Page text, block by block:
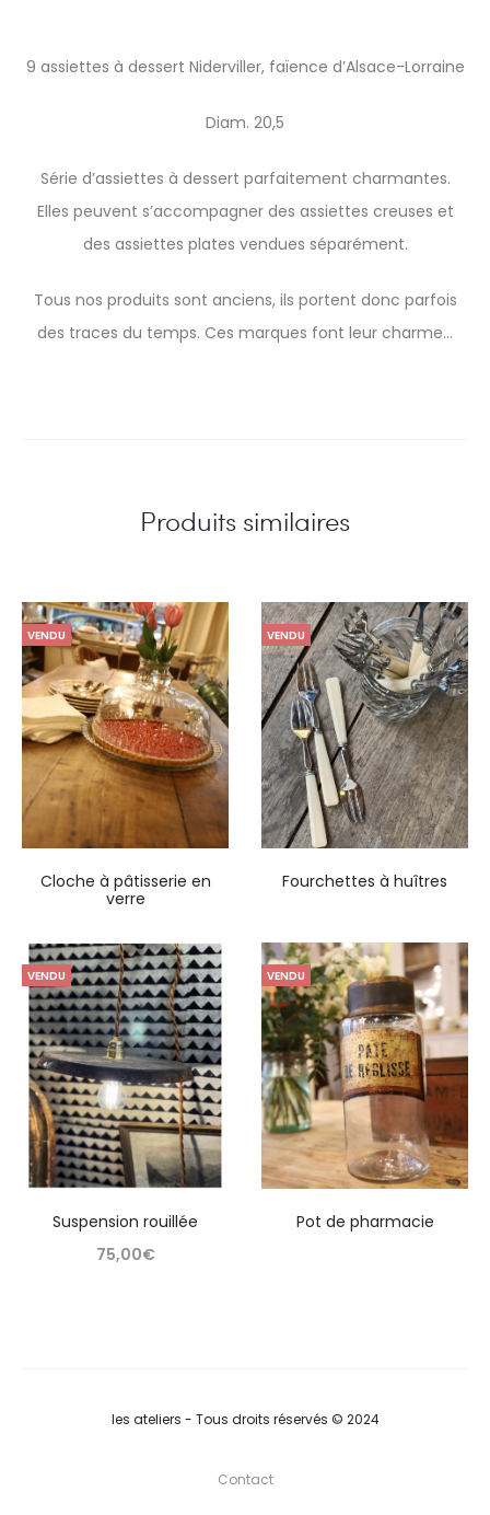
9 assiettes à dessert Niderviller, faïence d’Alsace-Lorraine
Diam. 20,5
Série d’assiettes à dessert parfaitement charmantes.
Elles peuvent s’accompagner des assiettes creuses et
des assiettes plates vendues séparément.
Tous nos produits sont anciens, ils portent donc parfois
des traces du temps. Ces marques font leur charme…
Produits similaires
VENDU
Cloche à pâtisserie en
verre
VENDU
Fourchettes à huîtres
VENDU
Suspension rouillée
75,00€
VENDU
Pot de pharmacie
les ateliers - Tous droits réservés © 2024
Contact